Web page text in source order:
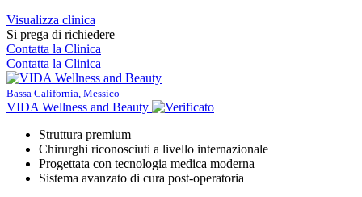
Visualizza clinica
Si prega di richiedere
Contatta la Clinica
Contatta la Clinica
Bassa California, Messico
VIDA Wellness and Beauty
Struttura premium
Chirurghi riconosciuti a livello internazionale
Progettata con tecnologia medica moderna
Sistema avanzato di cura post-operatoria